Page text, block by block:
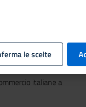
europei di prioritario
da
italiane a
le scelte